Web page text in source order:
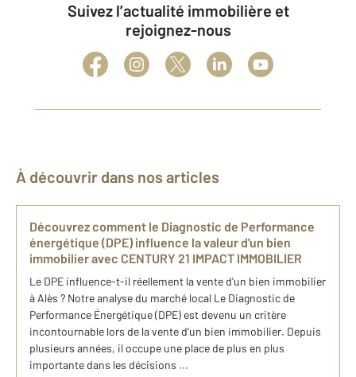
Suivez l’actualité immobilière et
rejoignez-nous
À découvrir dans nos articles
Découvrez comment le Diagnostic de Performance
énergétique (DPE) influence la valeur d'un bien
immobilier avec CENTURY 21 IMPACT IMMOBILIER
Le DPE influence-t-il réellement la vente d'un bien immobilier
à Alès ? Notre analyse du marché local Le Diagnostic de
Performance Énergétique (DPE) est devenu un critère
incontournable lors de la vente d'un bien immobilier. Depuis
plusieurs années, il occupe une place de plus en plus
importante dans les décisions ...